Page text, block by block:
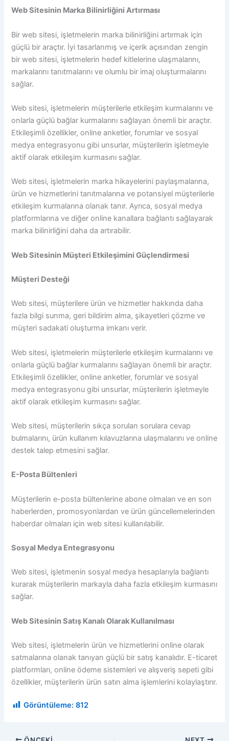
Web Sitesinin Marka Bilinirliğini Artırması
Bir web sitesi, işletmelerin marka bilinirliğini artırmak için
güçlü bir araçtır. İyi tasarlanmış ve içerik açısından zengin
bir web sitesi, işletmelerin hedef kitlelerine ulaşmalarını,
markalarını tanıtmalarını ve olumlu bir imaj oluşturmalarını
sağlar.
Web sitesi, işletmelerin müşterilerle etkileşim kurmalarını ve
onlarla güçlü bağlar kurmalarını sağlayan önemli bir araçtır.
Etkileşimli özellikler, online anketler, forumlar ve sosyal
medya entegrasyonu gibi unsurlar, müşterilerin işletmeyle
aktif olarak etkileşim kurmasını sağlar.
Web sitesi, işletmelerin marka hikayelerini paylaşmalarına,
ürün ve hizmetlerini tanıtmalarına ve potansiyel müşterilerle
etkileşim kurmalarına olanak tanır. Ayrıca, sosyal medya
platformlarına ve diğer online kanallara bağlantı sağlayarak
marka bilinirliğini daha da artırabilir.
Web Sitesinin Müşteri Etkileşimini Güçlendirmesi
Müşteri Desteği
Web sitesi, müşterilere ürün ve hizmetler hakkında daha
fazla bilgi sunma, geri bildirim alma, şikayetleri çözme ve
müşteri sadakati oluşturma imkanı verir.
Web sitesi, işletmelerin müşterilerle etkileşim kurmalarını ve
onlarla güçlü bağlar kurmalarını sağlayan önemli bir araçtır.
Etkileşimli özellikler, online anketler, forumlar ve sosyal
medya entegrasyonu gibi unsurlar, müşterilerin işletmeyle
aktif olarak etkileşim kurmasını sağlar.
Web sitesi, müşterilerin sıkça sorulan sorulara cevap
bulmalarını, ürün kullanım kılavuzlarına ulaşmalarını ve online
destek talep etmesini sağlar.
E-Posta Bültenleri
Müşterilerin e-posta bültenlerine abone olmaları ve en son
haberlerden, promosyonlardan ve ürün güncellemelerinden
haberdar olmaları için web sitesi kullanılabilir.
Sosyal Medya Entegrasyonu
Web sitesi, işletmenin sosyal medya hesaplarıyla bağlantı
kurarak müşterilerin markayla daha fazla etkileşim kurmasını
sağlar.
Web Sitesinin Satış Kanalı Olarak Kullanılması
Web sitesi, işletmelerin ürün ve hizmetlerini online olarak
satmalarına olanak tanıyan güçlü bir satış kanalıdır. E-ticaret
platformları, online ödeme sistemleri ve alışveriş sepeti gibi
özellikler, müşterilerin ürün satın alma işlemlerini kolaylaştırır.
Görüntüleme: 812